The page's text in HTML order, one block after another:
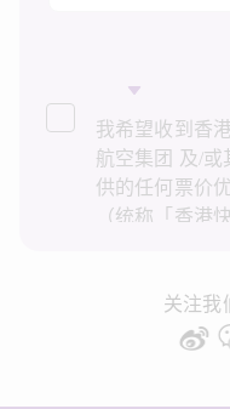
我希望收到香
航空集团 及/
供的任何票价
（统称「香港
务历史记录进
悉在未经我的
的个人资料作
关注我